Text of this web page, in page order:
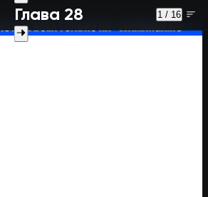
Глава 28 1 / 16